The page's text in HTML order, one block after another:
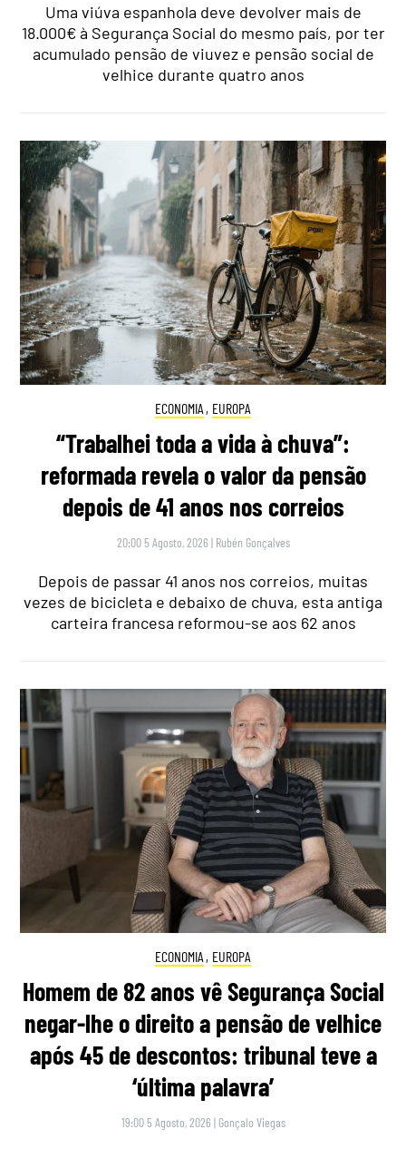
Uma viúva espanhola deve devolver mais de
18.000€ à Segurança Social do mesmo país, por ter
acumulado pensão de viuvez e pensão social de
velhice durante quatro anos
ECONOMIA , EUROPA
“Trabalhei toda a vida à chuva”:
reformada revela o valor da pensão
depois de 41 anos nos correios
20:00 5 Agosto, 2026 | Rubén Gonçalves
Depois de passar 41 anos nos correios, muitas
vezes de bicicleta e debaixo de chuva, esta antiga
carteira francesa reformou-se aos 62 anos
ECONOMIA , EUROPA
Homem de 82 anos vê Segurança Social
negar-lhe o direito a pensão de velhice
após 45 de descontos: tribunal teve a
‘última palavra’
19:00 5 Agosto, 2026 | Gonçalo Viegas